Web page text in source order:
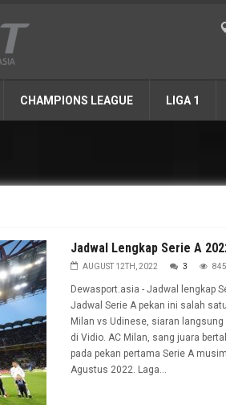
CHAMPIONS LEAGUE LIGA 1
Jadwal Lengkap Serie A
AUGUST 12TH, 2022 3
Dewasport.asia - Jadwal lengkap
Jadwal Serie A pekan ini salah
Milan vs Udinese, siaran
di Vidio. AC Milan, sang juara
pada pekan pertama Serie A
Agustus 2022. Laga...